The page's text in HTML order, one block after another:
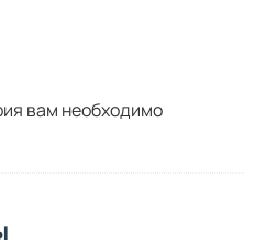
вам необходимо